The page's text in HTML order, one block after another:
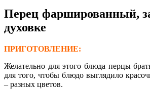
Перец фаршированный,
духовке
ПРИГОТОВЛЕНИЕ:
Желательно для этого блюда перцы
для того, чтобы блюдо выглядило
– разных цветов.